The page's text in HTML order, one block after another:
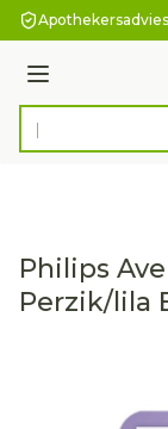
Ga naar de
Apothekersadvies
Menu
Product, merk,
Philips
Perzik/lila